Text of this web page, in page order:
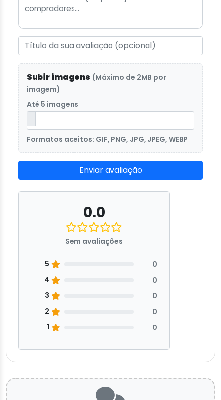
Subir imagens (Máximo de 2MB por
imagem)
Até 5 imagens
Formatos aceitos: GIF, PNG, JPG, JPEG, WEBP
Enviar avaliação
0.0
Sem avaliações
5
0
4
0
3
0
2
0
1
0